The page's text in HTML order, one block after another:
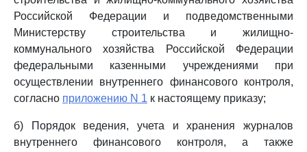
Российской Федерации и подведомственными
Министерству строительства и жилищно-
коммунального хозяйства Российской Федерации
федеральными казенными учреждениями при
осуществлении внутреннего финансового контроля,
согласно приложению N 1 к настоящему приказу;
б) Порядок ведения, учета и хранения журналов
внутреннего финансового контроля, а также